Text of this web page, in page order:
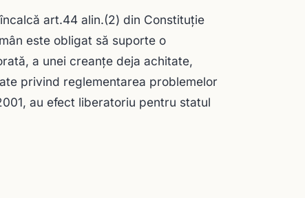
art.44 alin.(2) din Constituţie
este obligat să suporte o
a unei creanțe deja achitate,
privind reglementarea problemelor
au efect liberatoriu pentru statul